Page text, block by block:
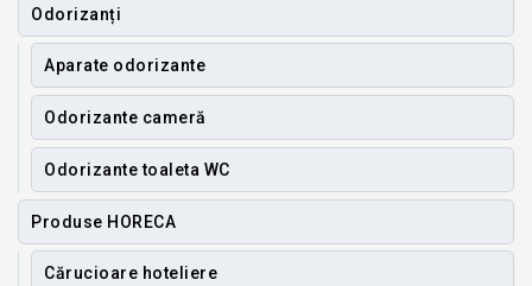
Odorizanți
Aparate odorizante
Odorizante cameră
Odorizante toaleta WC
Produse HORECA
Cărucioare hoteliere